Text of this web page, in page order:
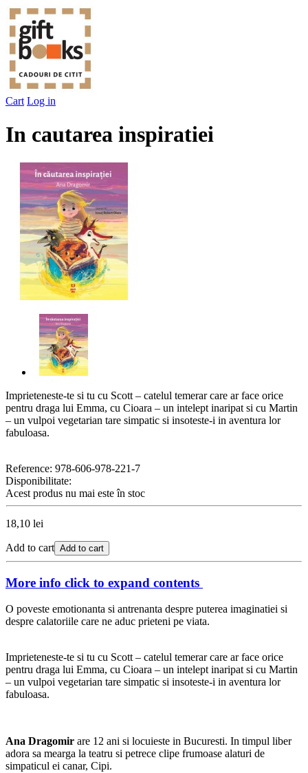
Cart Log in
In cautarea inspiratiei
Imprieteneste-te si tu cu Scott – catelul temerar care ar face orice
pentru draga lui Emma, cu Cioara – un intelept inaripat si cu Martin
– un vulpoi vegetarian tare simpatic si insoteste-i in aventura lor
fabuloasa.
Reference: 978-606-978-221-7
Disponibilitate:
Acest produs nu mai este în stoc
18,10 lei
Add to cart Add to cart
More info click to expand contents
O poveste emotionanta si antrenanta despre puterea imaginatiei si
despre calatoriile care ne aduc prieteni pe viata.
Imprieteneste-te si tu cu Scott – catelul temerar care ar face orice
pentru draga lui Emma, cu Cioara – un intelept inaripat si cu Martin
– un vulpoi vegetarian tare simpatic si insoteste-i in aventura lor
fabuloasa.
Ana Dragomir are 12 ani si locuieste in Bucuresti. In timpul liber
adora sa mearga la teatru si petrece clipe frumoase alaturi de
simpaticul ei canar, Cipi.